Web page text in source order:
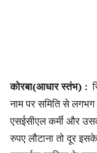
कोरबा(आधार स्तंभ) :
नाम पर समिति से लगभग
एसईसीएल कर्मी और
रुपए लौटाना तो दूर